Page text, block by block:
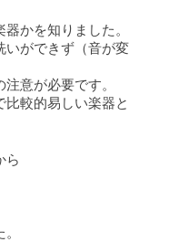
かを知りました。
いができず（音が変
意が必要です。
較的易しい楽器と
ら